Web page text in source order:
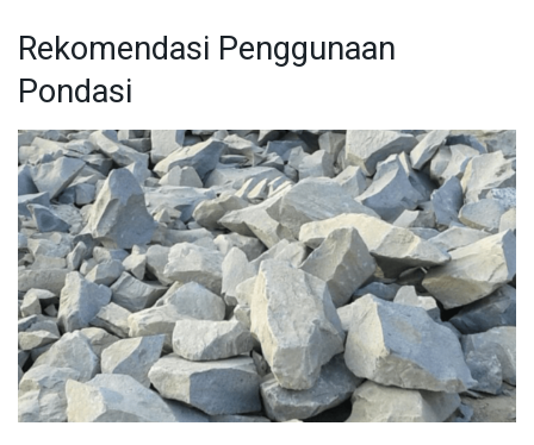
Rekomendasi Penggunaan
Pondasi